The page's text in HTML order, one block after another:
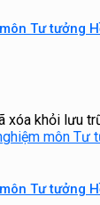
Tư tưởng
xóa khỏi lưu
Tư tưởng